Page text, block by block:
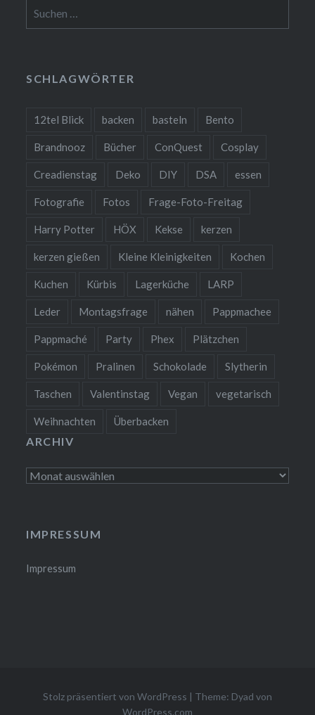
nach:
SCHLAGWÖRTER
12tel Blick backen basteln Bento
Brandnooz Bücher ConQuest Cosplay
Creadienstag Deko DIY DSA essen
Fotografie Fotos Frage-Foto-Freitag
Harry Potter HÖX Kekse kerzen
kerzen gießen Kleine Kleinigkeiten Kochen
Kuchen Kürbis Lagerküche LARP
Leder Montagsfrage nähen Pappmachee
Pappmaché Party Phex Plätzchen
Pokémon Pralinen Schokolade Slytherin
Taschen Valentinstag Vegan vegetarisch
Weihnachten Überbacken
ARCHIV
Archiv
IMPRESSUM
Impressum
Stolz präsentiert von WordPress | Theme: Dyad von
WordPress.com